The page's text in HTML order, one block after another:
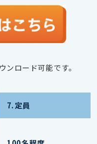
ロード可能です。
7. 定員